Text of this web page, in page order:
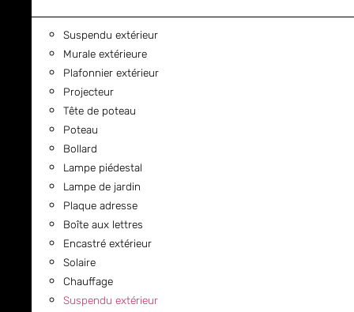
Suspendu extérieur
Murale extérieure
Plafonnier extérieur
Projecteur
Tête de poteau
Poteau
Bollard
Lampe piédestal
Lampe de jardin
Plaque adresse
Boîte aux lettres
Encastré extérieur
Solaire
Chauffage
Suspendu extérieur